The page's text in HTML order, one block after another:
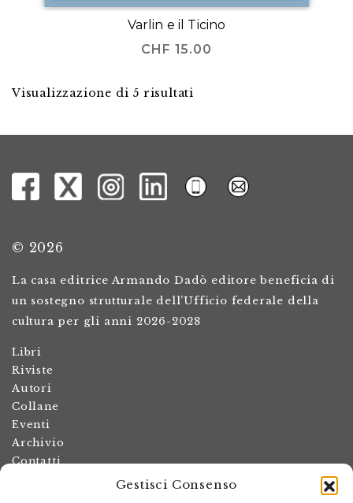
Gestisci Consenso
Varlin e il Ticino
CHF 15.00
Visualizzazione di 5 risultati
© 2026
La casa editrice Armando Dadò editore beneficia di
un sostegno strutturale dell’Ufficio federale della
cultura per gli anni 2026-2028
Libri
Riviste
Autori
Collane
Eventi
Archivio
Contatti
Termini e condizioni